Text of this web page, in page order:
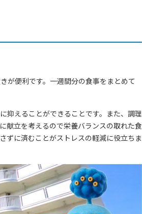
が便利です。一週間分の食事をまとめて
抑えることができることです。また、調理
献立を考えるので栄養バランスの取れた食
ずに済むことがストレスの軽減に役立ちま